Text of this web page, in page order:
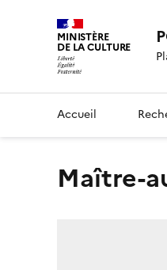
MINISTÈRE
DE LA CULTURE
Accueil